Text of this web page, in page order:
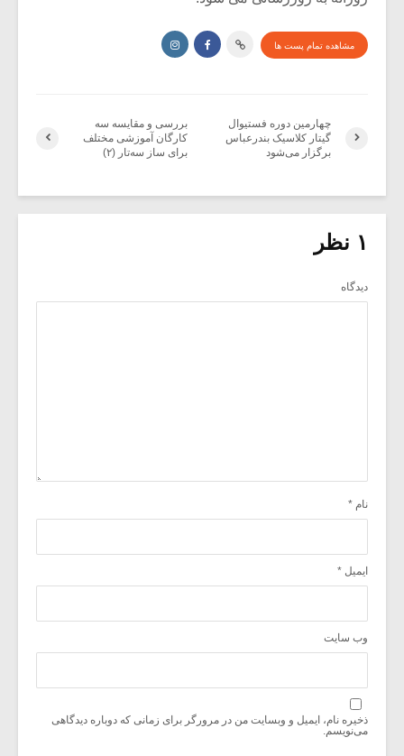
مشاهده تمام پست ها
بررسی و مقایسه سه
کارگان آموزشی مختلف
برای ساز سه‌تار (۲)
چهارمین دوره فستیوال
گیتار کلاسیک بندرعباس
برگزار می‌شود
۱ نظر
دیدگاه
نام *
ایمیل *
وب‌ سایت
ذخیره نام، ایمیل و وبسایت من در مرورگر برای زمانی که دوباره دیدگاهی
می‌نویسم.